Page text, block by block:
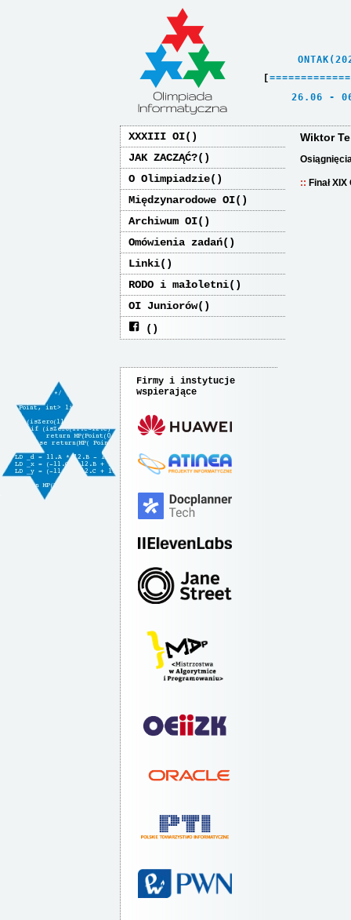
[ =============
26.06
XXXIII OI
JAK ZACZĄĆ?
O Olimpiadzie
Międzynarodowe OI
Archiwum OI
Omówienia zadań
Linki
RODO i małoletni
OI Juniorów
Firmy i instytucje
wspierające
Wiktor
Finał